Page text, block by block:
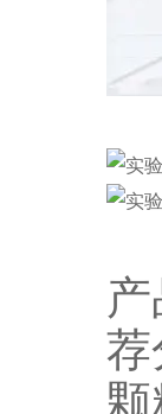
荐